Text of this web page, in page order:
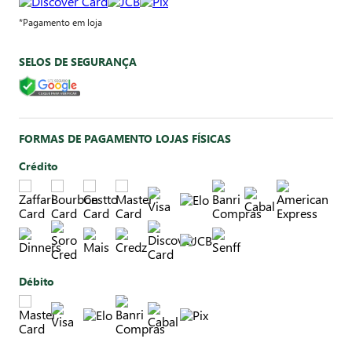
*Pagamento em loja
SELOS DE SEGURANÇA
FORMAS DE PAGAMENTO LOJAS FÍSICAS
Crédito
Débito